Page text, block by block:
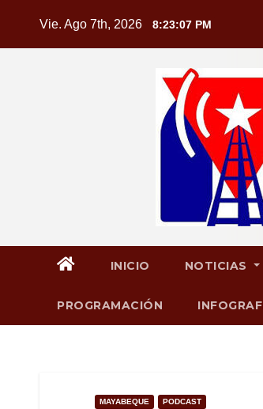
Vie. Ago 7th, 2026 8:23:08 PM
INICIO NOTICIAS
PROGRAMACIÓN
MAYABEQUE PODCAST